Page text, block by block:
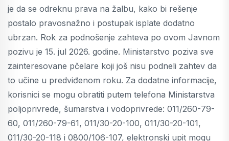
je da se odreknu prava na žalbu, kako bi rešenje
postalo pravosnažno i postupak isplate dodatno
ubrzan. Rok za podnošenje zahteva po ovom Javnom
pozivu je 15. jul 2026. godine. Ministarstvo poziva sve
zainteresovane pčelare koji još nisu podneli zahtev da
to učine u predviđenom roku. Za dodatne informacije,
korisnici se mogu obratiti putem telefona Ministarstva
poljoprivrede, šumarstva i vodoprivrede: 011/260-79-
60, 011/260-79-61, 011/30-20-100, 011/30-20-101,
011/30-20-118 i 0800/106-107, elektronski upit mogu